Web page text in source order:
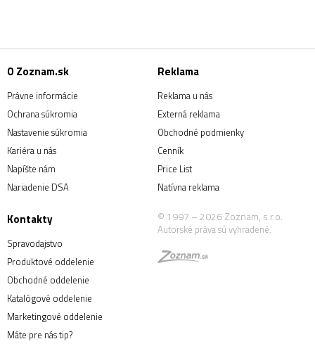
O Zoznam.sk
Právne informácie
Ochrana súkromia
Nastavenie súkromia
Kariéra u nás
Napíšte nám
Nariadenie DSA
Reklama
Reklama u nás
Externá reklama
Obchodné podmienky
Cenník
Price List
Natívna reklama
Kontakty
Spravodajstvo
Produktové oddelenie
Obchodné oddelenie
Katalógové oddelenie
Marketingové oddelenie
Máte pre nás tip?
© 1997 – 2026 Zoznam, s.r.o.
Autorské práva sú vyhradené.